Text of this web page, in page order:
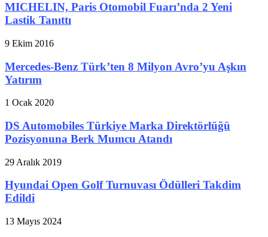
MICHELIN, Paris Otomobil Fuarı’nda 2 Yeni
Lastik Tanıttı
9 Ekim 2016
Mercedes-Benz Türk’ten 8 Milyon Avro’yu Aşkın
Yatırım
1 Ocak 2020
DS Automobiles Türkiye Marka Direktörlüğü
Pozisyonuna Berk Mumcu Atandı
29 Aralık 2019
Hyundai Open Golf Turnuvası Ödülleri Takdim
Edildi
13 Mayıs 2024